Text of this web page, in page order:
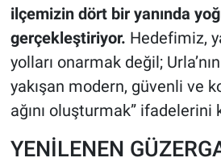
ilçemizin dört bir yanında
gerçekleştiriyor. Hedefimiz,
yolları onarmak değil;
yakışan modern, güvenli ve
ağını oluşturmak” ifadelerini
YENİLENEN